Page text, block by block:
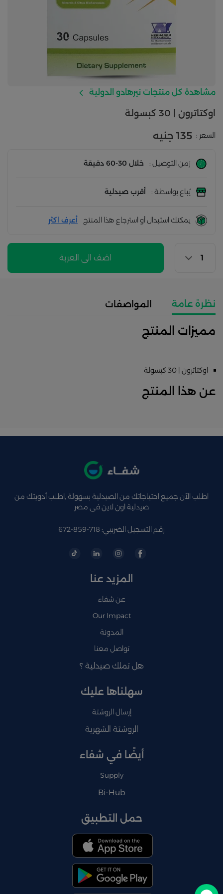
مشاهدة كل منتجات نيرهادو الدولية
اوكتاترون | 30 كبسولة
السعر : 135 جنيه
زمن التوصيل : خلال 30-60 دقيقة
يُباع بواسطة : أقرب صيدلية
يمكنك استبدال أو استرجاع هذا المنتج أعرف اكثر
اضف الى العربة
نظرة عامة المواصفات
مميزات المنتج
اوكتاترون | 30 كبسولة
عن هذا المنتج
اطلب الآن جميع احتياجاتك من الصيدلية بسهولة ,اطلب أدويتك من
صيدلية اون لاين فى مصر
رقم التسجيل الضريبي: 718-859-672
المزيد عنا
عن شفاء
Our Impact
المدونة
تواصل معنا
هل تملك صيدلية ؟
سهلناها عليك
إرسال الروشتة
الروشتة الشهرية
أيضًا في شفاء
Supply
Bi-Hub
حمل التطبيق